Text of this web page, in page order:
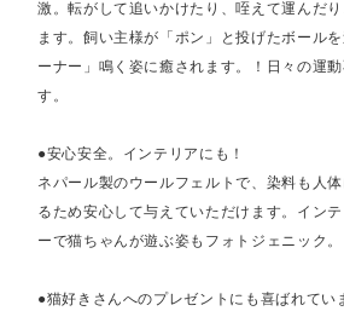
激。転がして追いかけたり、咥えて運んだ
ます。飼い主様が「ポン」と投げたボール
ーナー」鳴く姿に癒されます。！日々の運
す。
●安心安全。インテリアにも！
ネパール製のウールフェルトで、染料も人
るため安心して与えていただけます。イン
ーで猫ちゃんが遊ぶ姿もフォトジェニック。
●猫好きさんへのプレゼントにも喜ばれてい